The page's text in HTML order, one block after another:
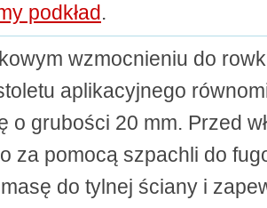
podkład.
wzmocnieniu do
aplikacyjnego
o grubości 20 mm. Przed
za pomocą szpachli do
do tylnej ściany i